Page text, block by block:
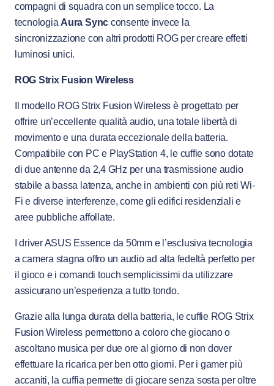
compagni di squadra con un semplice tocco. La
tecnologia Aura Sync consente invece la
sincronizzazione con altri prodotti ROG per creare effetti
luminosi unici.
ROG Strix Fusion Wireless
Il modello ROG Strix Fusion Wireless è progettato per
offrire un’eccellente qualità audio, una totale libertà di
movimento e una durata eccezionale della batteria.
Compatibile con PC e PlayStation 4, le cuffie sono dotate
di due antenne da 2,4 GHz per una trasmissione audio
stabile a bassa latenza, anche in ambienti con più reti Wi-
Fi e diverse interferenze, come gli edifici residenziali e
aree pubbliche affollate.
I driver ASUS Essence da 50mm e l’esclusiva tecnologia
a camera stagna offro un audio ad alta fedeltà perfetto per
il gioco e i comandi touch semplicissimi da utilizzare
assicurano un’esperienza a tutto tondo.
Grazie alla lunga durata della batteria, le cuffie ROG Strix
Fusion Wireless permettono a coloro che giocano o
ascoltano musica per due ore al giorno di non dover
effettuare la ricarica per ben otto giorni. Per i gamer più
accaniti, la cuffia permette di giocare senza sosta per oltre